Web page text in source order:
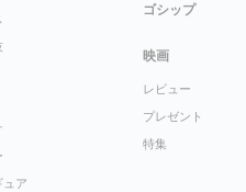
ュア
ゴシップ
映画
レビュー
プレゼント
特集